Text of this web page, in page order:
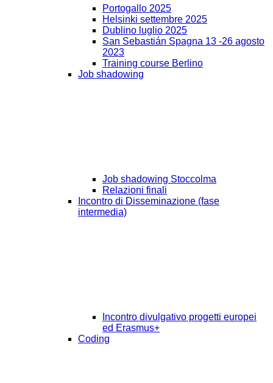
Portogallo 2025
Helsinki settembre 2025
Dublino luglio 2025
San Sebastián Spagna 13 -26 agosto
2023
Training course Berlino
Job shadowing
Job shadowing Stoccolma
Relazioni finali
Incontro di Disseminazione (fase
intermedia)
Incontro divulgativo progetti europei
ed Erasmus+
Coding